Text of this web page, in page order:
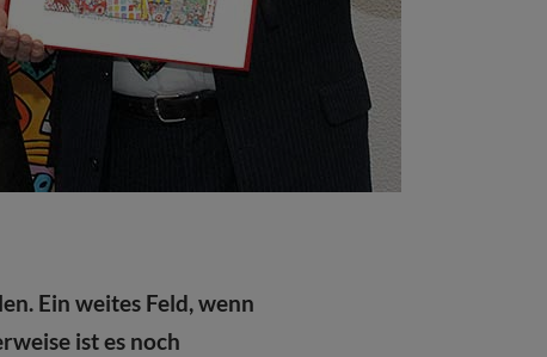
Ein weites Feld, wenn
ist es noch